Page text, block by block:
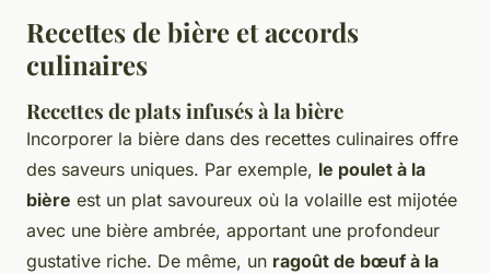
Recettes de bière et accords
culinaires
Recettes de plats infusés à la bière
Incorporer la bière dans des recettes culinaires offre
des saveurs uniques. Par exemple, le poulet à la
bière est un plat savoureux où la volaille est mijotée
avec une bière ambrée, apportant une profondeur
gustative riche. De même, un ragoût de bœuf à la